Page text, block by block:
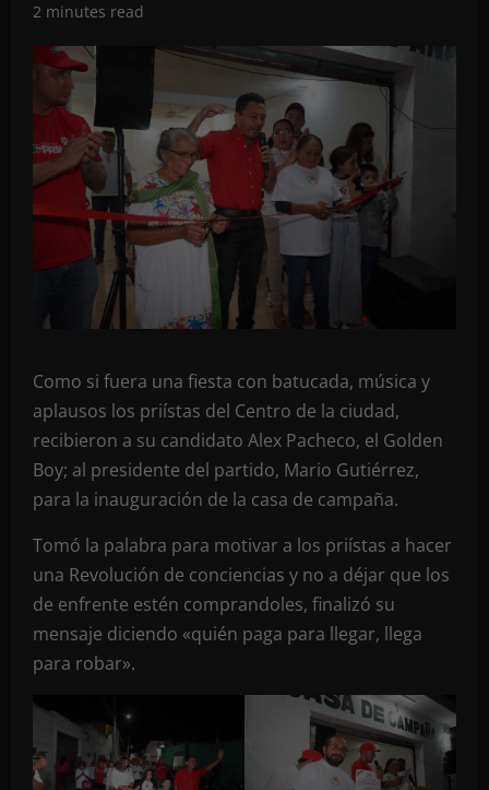
2 minutes read
Como si fuera una fiesta con batucada, música y
aplausos los priístas del Centro de la ciudad,
recibieron a su candidato Alex Pacheco, el Golden
Boy; al presidente del partido, Mario Gutiérrez,
para la inauguración de la casa de campaña.
Tomó la palabra para motivar a los priístas a hacer
una Revolución de conciencias y no a déjar que los
de enfrente estén comprandoles, finalizó su
mensaje diciendo «quién paga para llegar, llega
para robar».